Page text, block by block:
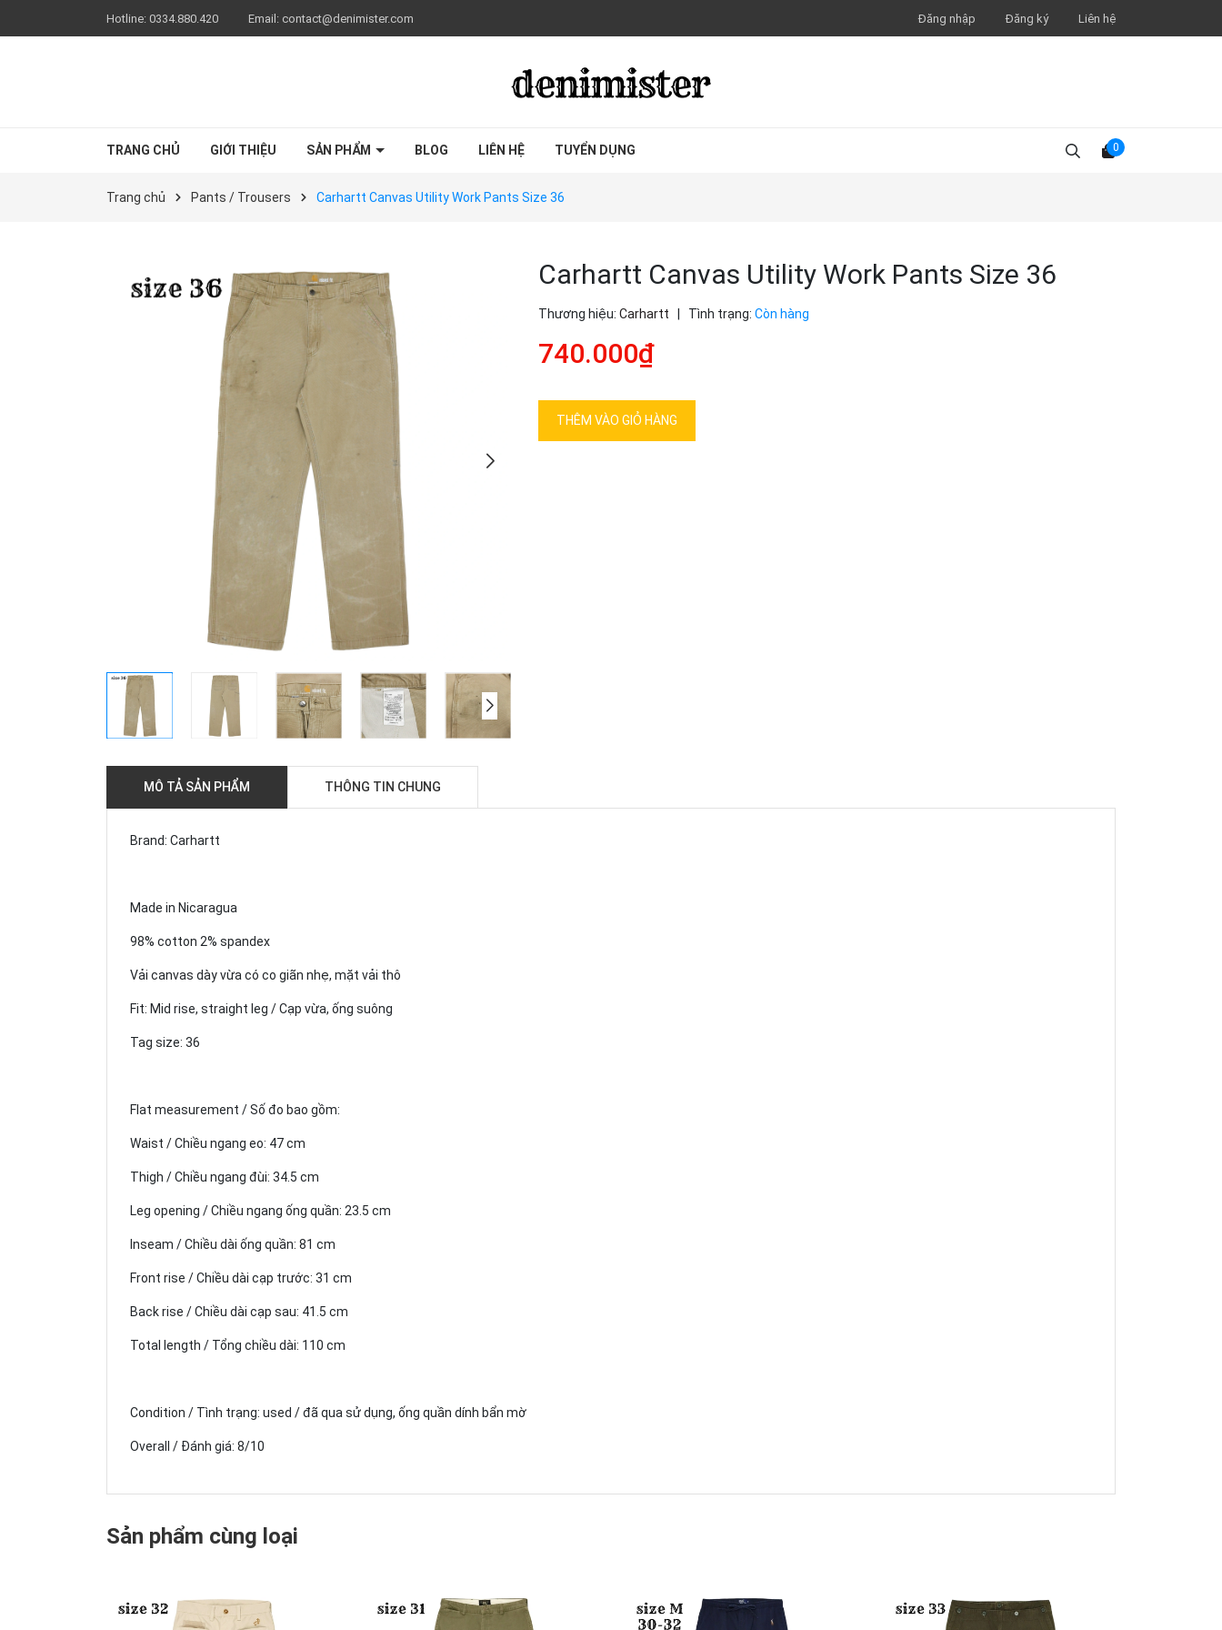
Hotline: 0334.880.420 Email: contact@denimister.com Đăng nhập Đăng ký Liên hệ
TRANG CHỦ GIỚI THIỆU SẢN PHẨM BLOG LIÊN HỆ TUYỂN DỤNG 0
Trang chủ Pants / Trousers Carhartt Canvas Utility Work Pants Size 36
Carhartt Canvas Utility Work Pants Size 36
Thương hiệu: Carhartt Tình trạng: Còn hàng
740.000₫
THÊM VÀO GIỎ HÀNG
MÔ TẢ SẢN PHẨM THÔNG TIN CHUNG
Brand: Carhartt
Made in Nicaragua
98% cotton 2% spandex
Vải canvas dày vừa có co giãn nhẹ, mặt vải thô
Fit: Mid rise, straight leg / Cạp vừa, ống suông
Tag size: 36
Flat measurement / Số đo bao gồm:
Waist / Chiều ngang eo: 47 cm
Thigh / Chiều ngang đùi: 34.5 cm
Leg opening / Chiều ngang ống quần: 23.5 cm
Inseam / Chiều dài ống quần: 81 cm
Front rise / Chiều dài cạp trước: 31 cm
Back rise / Chiều dài cạp sau: 41.5 cm
Total length / Tổng chiều dài: 110 cm
Condition / Tình trạng: used / đã qua sử dụng, ống quần dính bẩn mờ
Overall / Đánh giá: 8/10
Sản phẩm cùng loại